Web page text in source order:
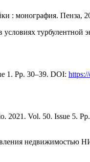
: монография. Пенза,
турбулентной
1. Pp. 30–39. DOI:
2021. Vol. 50. Issue 5.